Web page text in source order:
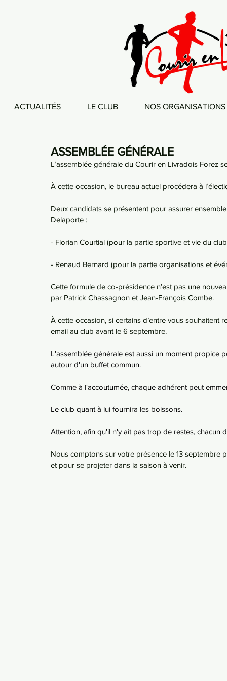
ACTUALITÉS LE CLUB NOS ORGANISATIONS
ASSEMBLÉE GÉNÉRALE
L’assemblée générale du Courir en Livradois Forez
À cette occasion, le bureau actuel procédera à
Deux candidats se présentent pour assurer
Delaporte :
- Florian Courtial (pour la partie sportive et vie du
- Renaud Bernard (pour la partie organisations et
Cette formule de co-présidence n’est pas une
par Patrick Chassagnon et Jean-François Combe.
À cette occasion, si certains d’entre vous
email au club avant le 6 septembre.
L'assemblée générale est aussi un moment propice
autour d'un buffet commun.
Comme à l'accoutumée, chaque adhérent peut
Le club quant à lui fournira les boissons.
Attention, afin qu'il n'y ait pas trop de restes,
Nous comptons sur votre présence le 13
et pour se projeter dans la saison à venir.